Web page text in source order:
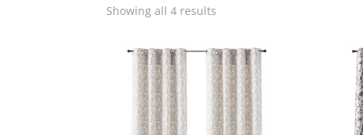
Showing all 4 results